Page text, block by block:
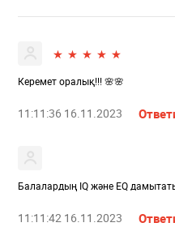
Керемет оралық!!! 🌸🌸
11:11:36 16.11.2023
Балалардың IQ және EQ
11:11:42 16.11.2023